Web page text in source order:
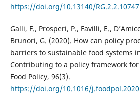
https://doi.org/10.13140/
Galli, F., Prosperi, P., Favilli, E.,
Brunori, G. (2020). How can policy
barriers to sustainable food systems
Contributing to a policy framework
Food Policy, 96(3).
https://doi.org/10.1016/